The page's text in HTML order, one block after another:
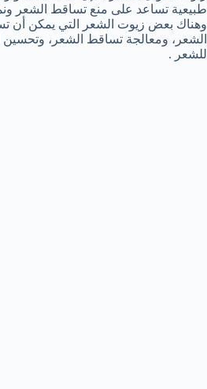
طبيعية تساعد على منع تساقط الشعر
وهناك بعض زيوت الشعر التي يمكن أن
الشعر، ومعالجة تساقط الشعر، وتحسين
للشعر .